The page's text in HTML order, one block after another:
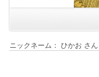
ニックネーム： ひかお さん